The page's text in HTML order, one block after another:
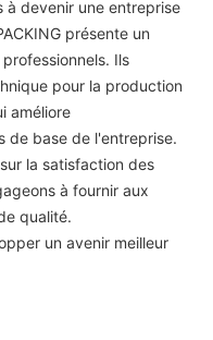
à devenir une entreprise
présente un
Ils
pour la production
améliore
de base de l'entreprise.
la satisfaction des
à fournir aux
qualité.
un avenir meilleur